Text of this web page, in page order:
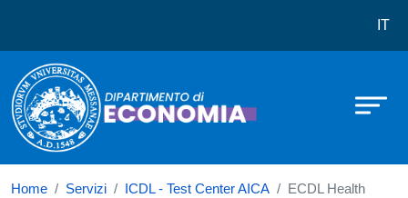
IT
Home Servizi ICDL - Test Center AICA ECDL Health